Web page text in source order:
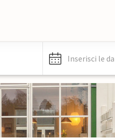
Inserisci le